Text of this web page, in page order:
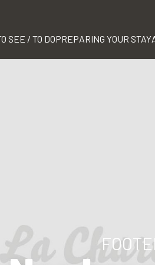
SEE / TO DOPREPARING YOUR STAY